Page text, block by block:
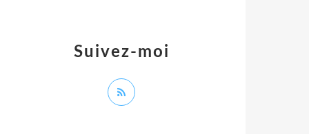
Suivez-moi